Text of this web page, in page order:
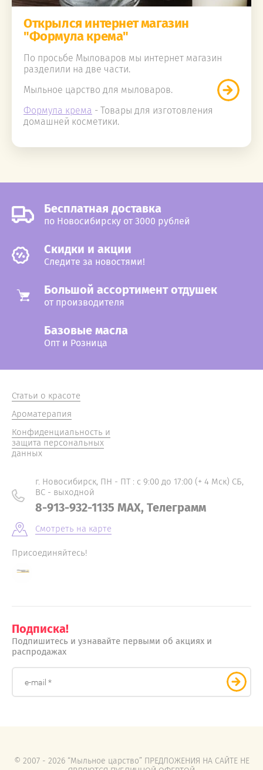
Открылся интернет магазин
"Формула крема"
По просьбе Мыловаров мы интернет магазин
разделили на две части.
Мыльное царство для мыловаров.
Формула крема - Товары для изготовления
домашней косметики.
Бесплатная доставка
по Новосибирску от 3000 рублей
Cкидки и акции
Следите за новостями!
Большой ассортимент отдушек
от производителя
Базовые масла
Опт и Розница
Статьи о красоте
Ароматерапия
Конфиденциальность и
защита персональных
данных
г. Новосибирск, ПН - ПТ : с 9:00 до 17:00 (+ 4 Мск) СБ,
ВС - выходной
8-913-932-1135 MAX, Телеграмм
Смотреть на карте
Присоединяйтесь!
Подписка!
Подпишитесь и узнавайте первыми об акциях и
распродажах
© 2007 - 2026 “Мыльное царство” ПРЕДЛОЖЕНИЯ НА САЙТЕ НЕ